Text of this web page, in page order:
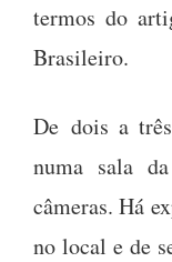
termos do
Brasileiro.
De dois a
numa sala
câmeras. Há
no local e de